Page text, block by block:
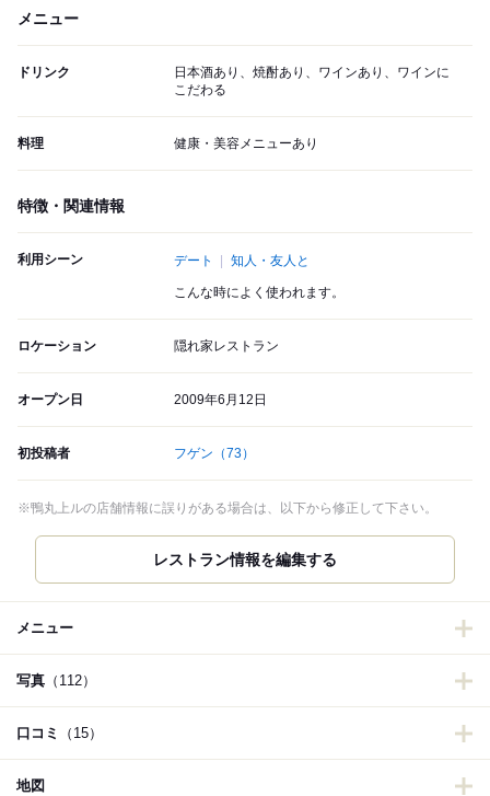
メニュー
ドリンク
日本酒あり、焼酎あり、ワインあり、ワインに
こだわる
料理 健康・美容メニューあり
特徴・関連情報
利用シーン デート 知人・友人と
こんな時によく使われます。
ロケーション 隠れ家レストラン
オープン日 2009年6月12日
初投稿者 フゲン （73）
※鴨丸上ルの店舗情報に誤りがある場合は、以下から修正して下さい。
レストラン情報を編集する
メニュー
写真 （112）
口コミ （15）
地図